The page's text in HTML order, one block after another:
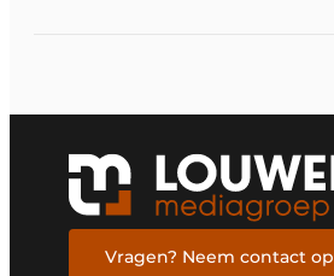
Vragen? Neem contact op